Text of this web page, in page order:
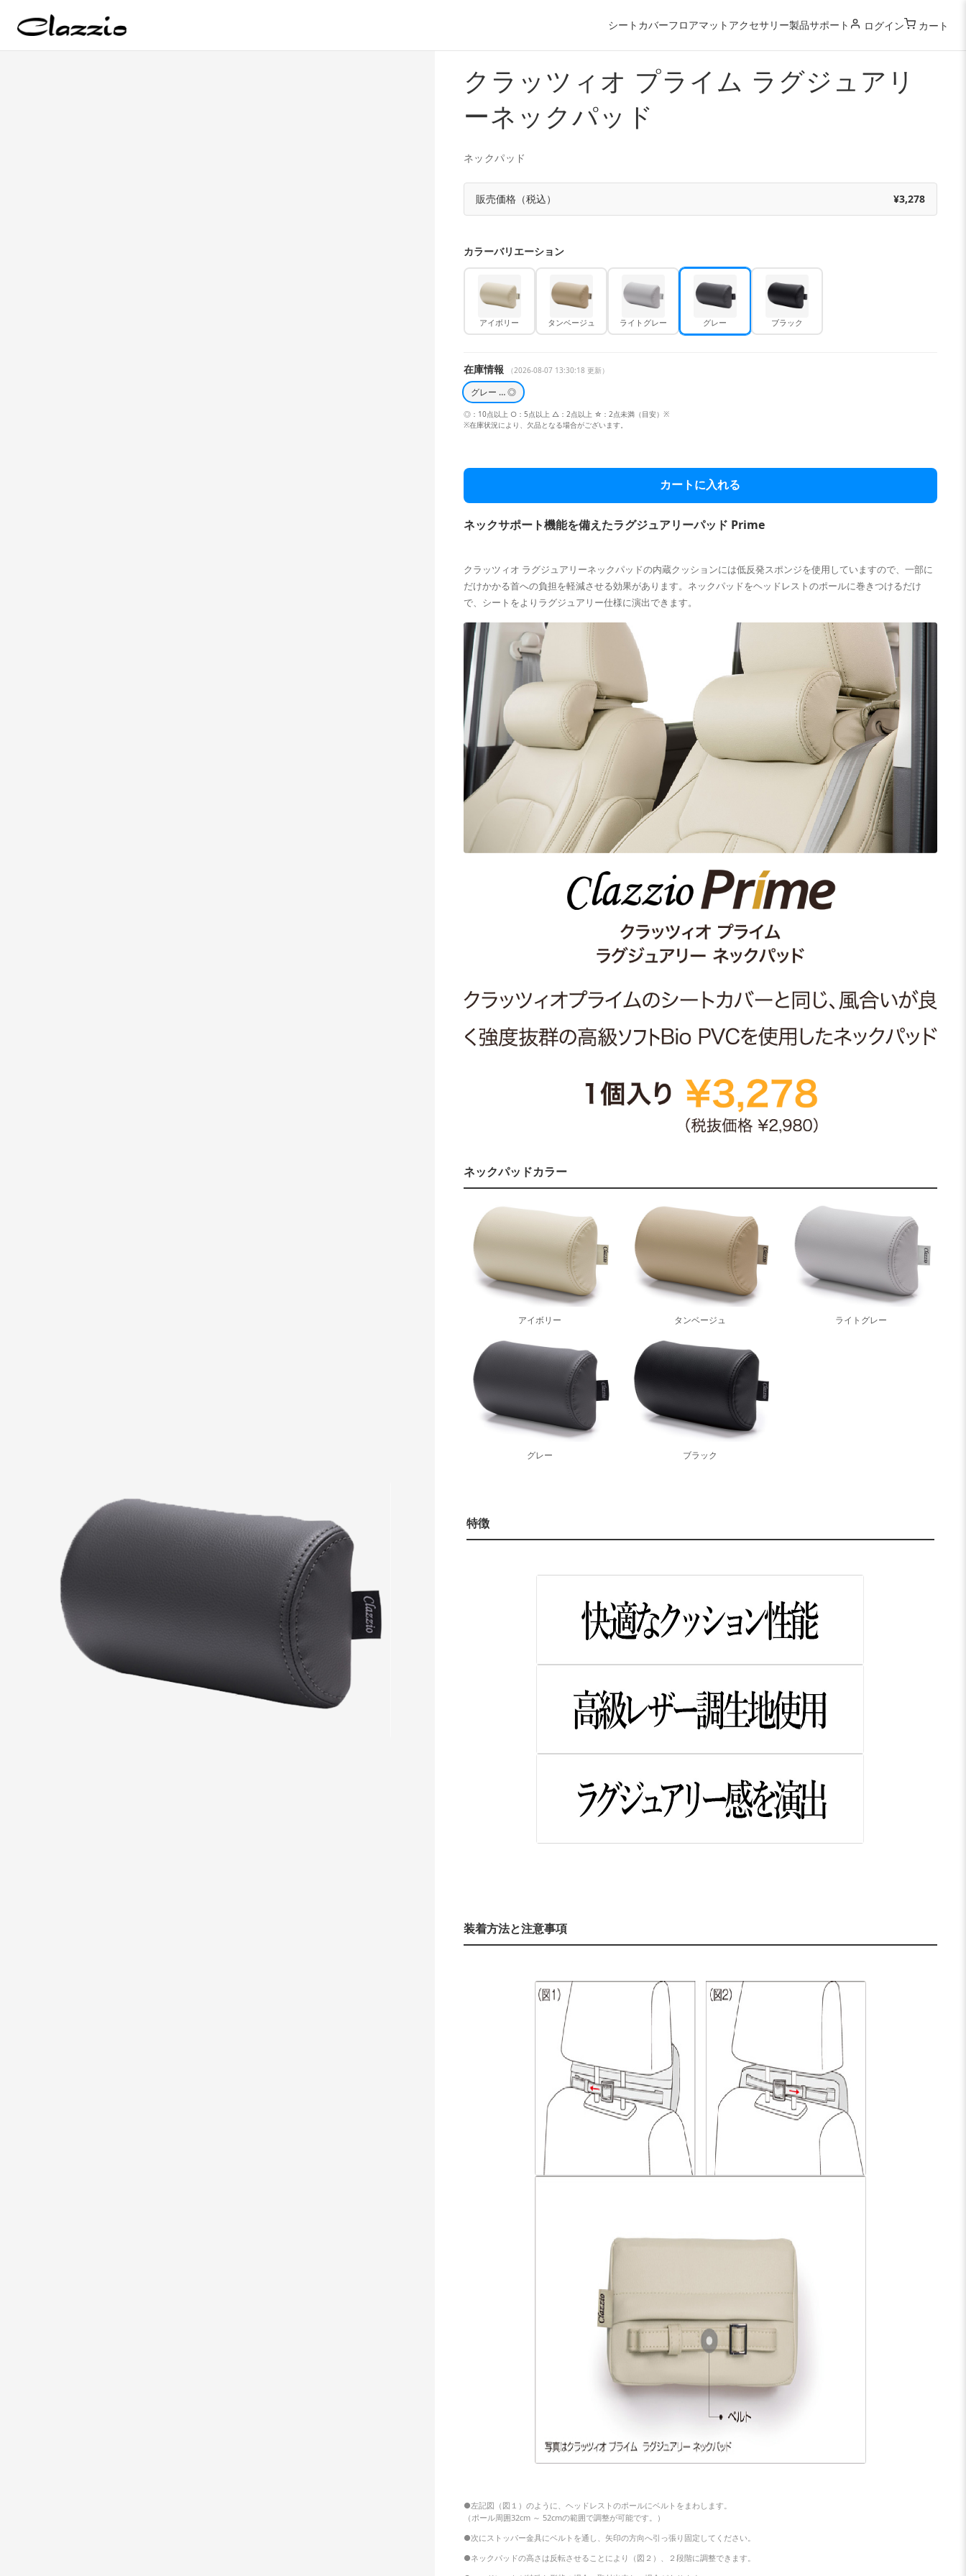
シートカバーフロアマット アクセサリー製品サポート ログイン カート
クラッツィオ プライム ラグジュアリ
ーネックパッド
ネックパッド
販売価格（税込） ¥3,278
カラーバリエーション
アイボリー タンベージュ ライトグレー グレー ブラック
在庫情報 （2026-08-07 13:30:18 更新）
グレー … ◎
◎：10点以上 ○：5点以上 △：2点以上 ☆：2点未満（目安）※
※在庫状況により、欠品となる場合がございます。
カートに入れる
ネックサポート機能を備えたラグジュアリーパッド Prime
クラッツィオ ラグジュアリーネックパッドの内蔵クッションには低反発スポンジを使用していますので、一部に
だけかかる首への負担を軽減させる効果があります。ネックパッドをヘッドレストのポールに巻きつけるだけ
で、シートをよりラグジュアリー仕様に演出できます。
ネックパッドカラー
アイボリー タンベージュ ライトグレー
グレー ブラック
特徴
装着方法と注意事項
●左記図（図１）のように、ヘッドレストのポールにベルトをまわします。
（ポール周囲32cm ～ 52cmの範囲で調整が可能です。）
●次にストッパー金具にベルトを通し、矢印の方向へ引っ張り固定してください。
●ネックパッドの高さは反転させることにより（図２）、２段階に調整できます。